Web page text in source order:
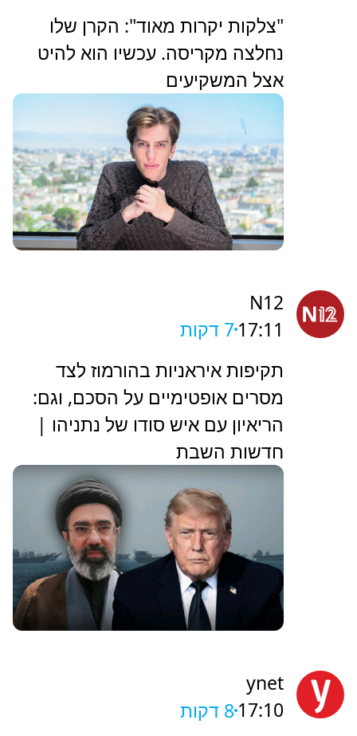
‏"צלקות יקרות מאוד": הקרן שלו
נחלצה מקריסה. עכשיו הוא להיט
אצל המשקיעים
N12
17:11 7 דקות
תקיפות איראניות בהורמוז לצד
מסרים אופטימיים על הסכם, וגם:
הריאיון עם איש סודו של נתניהו |
חדשות השבת
ynet
17:10 8 דקות